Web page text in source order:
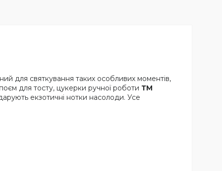
для святкування таких особливих моментів,
для тосту, цукерки ручної роботи ТМ
екзотичні нотки насолоди. Усе